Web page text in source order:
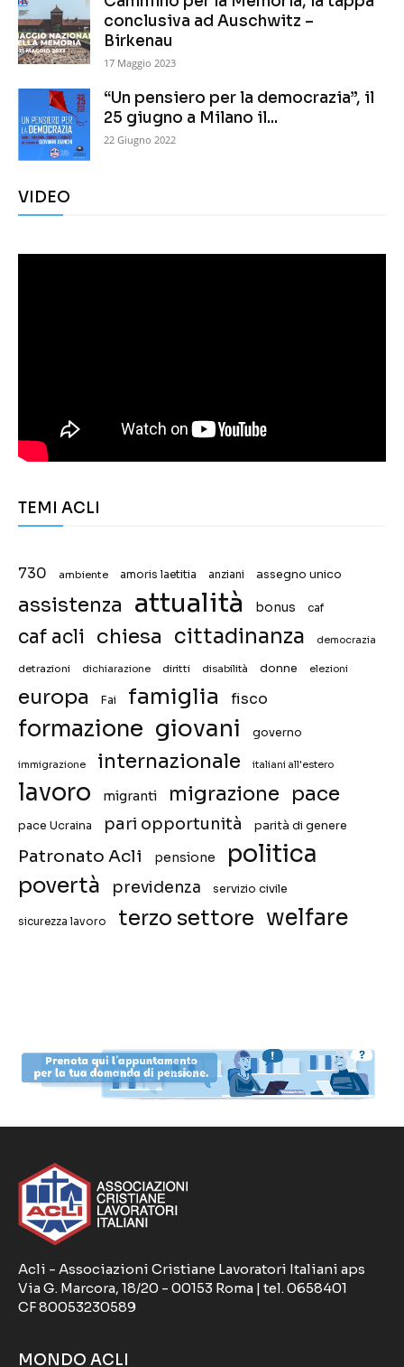
conclusiva ad Auschwitz –
Birkenau
17 Maggio 2023
“Un pensiero per la democrazia”, il
25 giugno a Milano il...
22 Giugno 2022
VIDEO
TEMI ACLI
730 ambiente amoris laetitia anziani assegno unico
assistenza attualità bonus caf
caf acli chiesa cittadinanza democrazia
detrazioni dichiarazione diritti disabilità donne elezioni
europa Fai famiglia fisco
formazione giovani governo
immigrazione internazionale italiani all'estero
lavoro migranti migrazione pace
pace Ucraina pari opportunità parità di genere
Patronato Acli pensione politica
povertà previdenza servizio civile
sicurezza lavoro terzo settore welfare
Acli - Associazioni Cristiane Lavoratori Italiani aps
Via G. Marcora, 18/20 - 00153 Roma | tel. 0658401
CF 80053230589
MONDO ACLI